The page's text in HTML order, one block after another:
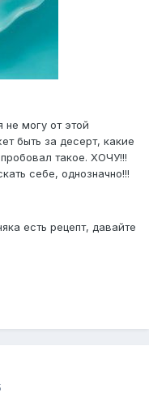
могу от этой
быть за десерт, какие
такое. ХОЧУ!!!
себе, однозначно!!!
есть рецепт, давайте